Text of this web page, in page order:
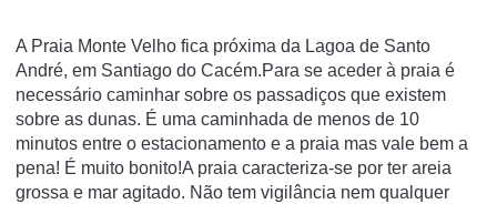
A Praia Monte Velho fica próxima da Lagoa de Santo
André, em Santiago do Cacém.Para se aceder à praia é
necessário caminhar sobre os passadiços que existem
sobre as dunas. É uma caminhada de menos de 10
minutos entre o estacionamento e a praia mas vale bem a
pena! É muito bonito!A praia caracteriza-se por ter areia
grossa e mar agitado. Não tem vigilância nem qualquer